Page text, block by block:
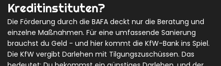
Kreditinstituten?
Die Förderung durch die BAFA deckt nur die Beratung und
einzelne Maßnahmen. Für eine umfassende Sanierung
brauchst du Geld - und hier kommt die KfW-Bank ins Spiel.
Die KfW vergibt Darlehen mit Tilgungszuschüssen. Das